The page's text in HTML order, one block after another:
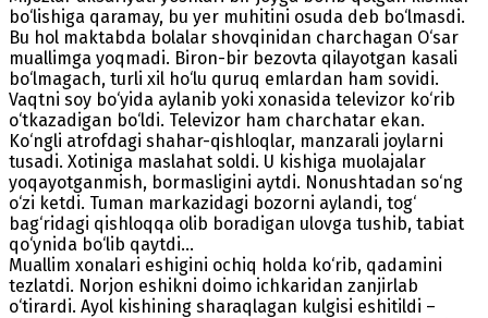
bo‘lishiga qaramay, bu yer muhitini osuda deb bo‘lmasdi.
Bu hol maktabda bolalar shovqinidan charchagan O‘sar
muallimga yoqmadi. Biron-bir bezovta qilayotgan kasali
bo‘lmagach, turli xil ho‘lu quruq emlardan ham sovidi.
Vaqtni soy bo‘yida aylanib yoki xonasida televizor ko‘rib
o‘tkazadigan bo‘ldi. Televizor ham charchatar ekan.
Ko‘ngli atrofdagi shahar-qishloqlar, manzarali joylarni
tusadi. Xotiniga maslahat soldi. U kishiga muolajalar
yoqayotganmish, bormasligini aytdi. Nonushtadan so‘ng
o‘zi ketdi. Tuman markazidagi bozorni aylandi, tog‘
bag‘ridagi qishloqqa olib boradigan ulovga tushib, tabiat
qo‘ynida bo‘lib qaytdi…
Muallim xonalari eshigini ochiq holda ko‘rib, qadamini
tezlatdi. Norjon eshikni doimo ichkaridan zanjirlab
o‘tirardi. Ayol kishining sharaqlagan kulgisi eshitildi –